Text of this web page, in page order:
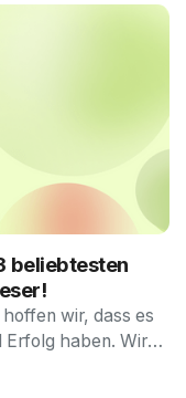
beliebtesten
wir, dass es
Erfolg haben. Wir